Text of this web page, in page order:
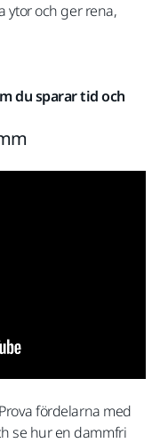
ytor och ger rena,
du sparar tid och
fördelarna med
se hur en dammfri